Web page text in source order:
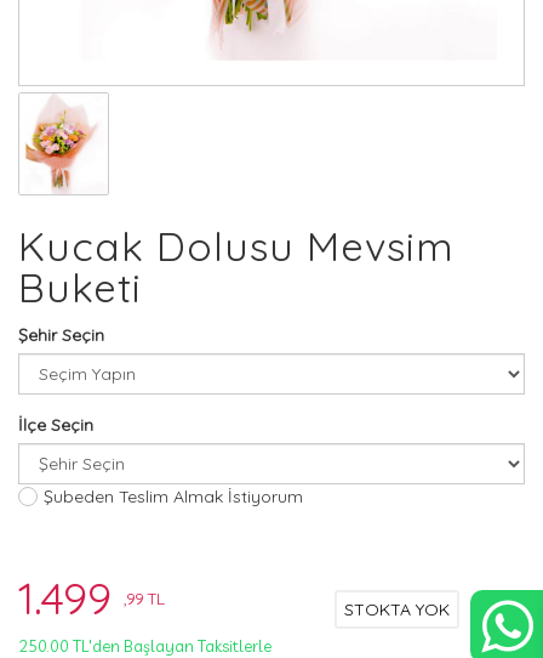
Kucak Dolusu Mevsim
Buketi
Şehir Seçin
İlçe Seçin
Şubeden Teslim Almak İstiyorum
1.499 ,99 TL
250.00 TL'den Başlayan Taksitlerle
STOKTA YOK